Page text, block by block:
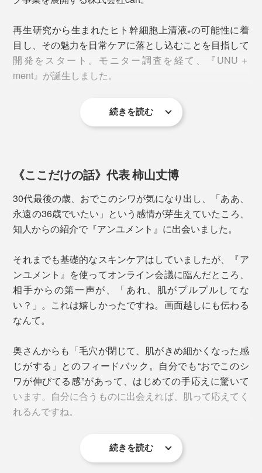
STEP.2
になじませる。気になる部分には念入りに重ねづけを。
実際には右下写真のようなキャップを取り付けて使用します
手持ちのクリームなどを、蓋をするようにを重ねる
おすすめは、夜3回連続使用する「3日間集中ケア」。疲
れや寝不足などで肌のコンディションが落ちてしまった
ときや、イベント前に肌の調子をグッとあげたいときの
最初の1ヶ月は2週間ごとに3日間集中ケア、翌月から、
再生研究から生まれたヒト幹細胞上清液※の可能性に着
目し、その魅力を日常ケアに落とし込むことを目指して
開発をスタート。モニター調査を経て、『UNU＋
ment』が誕生しました。
３日間使用した直後の調査
では、80％が「肌にハリ
方法／アンユメント リバイタライズ FDセラム(3ml)を、3日間に分けて全顔に手
＜使用者の声（一部抜粋）＞
朝の洗顔後、急いで化粧水をつけなくても乾燥が気
にならず、顔全体がつるんと整っている印象でし
肌がうるおっているせいか、皮脂が気になりやすいT
ゾーンもテカリが減り、化粧ノリが良くなった気が
続きを読む
《ここだけの話》代表 柿山丈博
30代最後の歳、おでこのシワが気になり出し、「ああ、
永遠の36歳でいたい」という感情が芽生えていたころ、
知人からの紹介で『アンユメント』に出会いました。
それまでも基礎的なスキンケアはしていましたが、『ア
ンユメント』を使ってオンライン会議に臨んだところ、
相手からの第一声が、「あれ、肌がプルプルしてな
い？」。これは嬉しかったですね。画面越しにも伝わる
なんて。
奥さんからも「毛穴が閉じて、肌がきめ細かくなった感
じがする」とのフィードバック。自分でも“おでこのシ
ワが伸びてる感”があって、はじめての手応えに驚いて
います。自分に合うものに出会えれば、肌って応えてく
れるんですね。
●使用感には個人差があります。あくまでご使用者の感想であり、製品の効果効能
を示すものではありません。
続きを読む